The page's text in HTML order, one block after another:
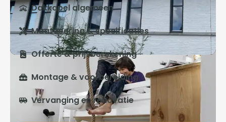
Dakkapel algemeen
Maatvoering & specificaties
Offerte & prijsberekening
Montage & voorbereiding
Vervanging en renovatie